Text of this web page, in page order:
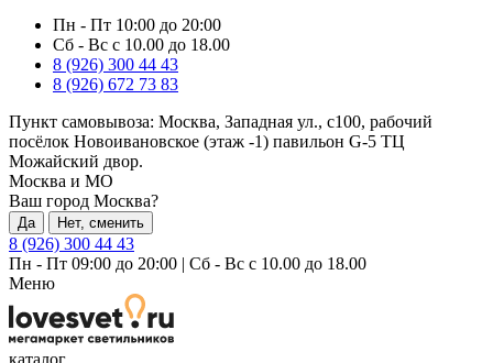
Пн - Пт 10:00 до 20:00
Сб - Вс с 10.00 до 18.00
8 (926) 300 44 43
8 (926) 672 73 83
Пункт самовывоза: Москва, Западная ул., с100, рабочий
посёлок Новоивановское (этаж -1) павильон G-5 ТЦ
Можайский двор.
Москва и МО
Ваш город Москва?
Да Нет, сменить
8 (926) 300 44 43
Пн - Пт 09:00 до 20:00 | Сб - Вс с 10.00 до 18.00
Меню
каталог